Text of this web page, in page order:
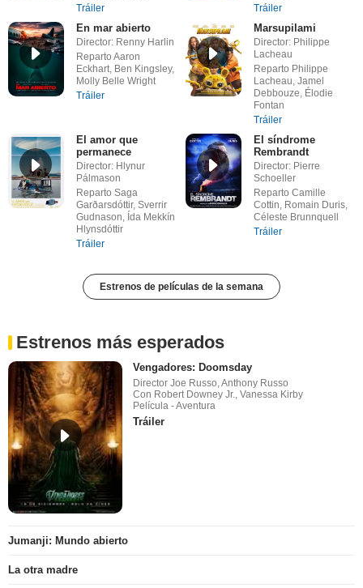
Tráiler
Tráiler
En mar abierto
Director: Renny Harlin
Reparto Aaron
Eckhart, Ben Kingsley,
Molly Belle Wright
Tráiler
Marsupilami
Director: Philippe
Lacheau
Reparto Philippe
Lacheau, Jamel
Debbouze, Élodie
Fontan
Tráiler
El amor que
permanece
Director: Hlynur
Pálmason
Reparto Saga
Garðarsdóttir, Sverrir
Gudnason, Ída Mekkín
Hlynsdóttir
Tráiler
El síndrome
Rembrandt
Director: Pierre
Schoeller
Reparto Camille
Cottin, Romain Duris,
Céleste Brunnquell
Tráiler
Estrenos de películas de la semana
Estrenos más esperados
Vengadores: Doomsday
Director Joe Russo, Anthony Russo
Con Robert Downey Jr., Vanessa Kirby
Película - Aventura
Tráiler
Jumanji: Mundo abierto
La otra madre